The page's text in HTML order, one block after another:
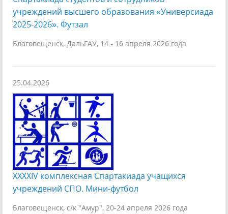
учреждений высшего образования «Универсиада
2025-2026». Футзал
Благовещенск, ДальГАУ, 14 - 16 апреля 2026 года
25.04.2026
XXXXIV комплексная Спартакиада учащихся
учреждений СПО. Мини-футбол
Благовещенск, с/к "Амур", 20-24 апреля 2026 года